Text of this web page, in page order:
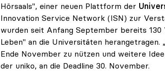
Hörsaals", einer neuen Plattform der
Innovation Service Network (ISN) zur
wurden seit Anfang September bereits 130
Leben" an die Universitäten
Ende November zu nützen und weitere
der uniko, an die Deadline 30. November.